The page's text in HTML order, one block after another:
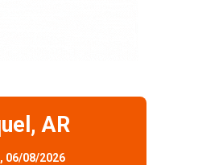
AR
06/08/2026